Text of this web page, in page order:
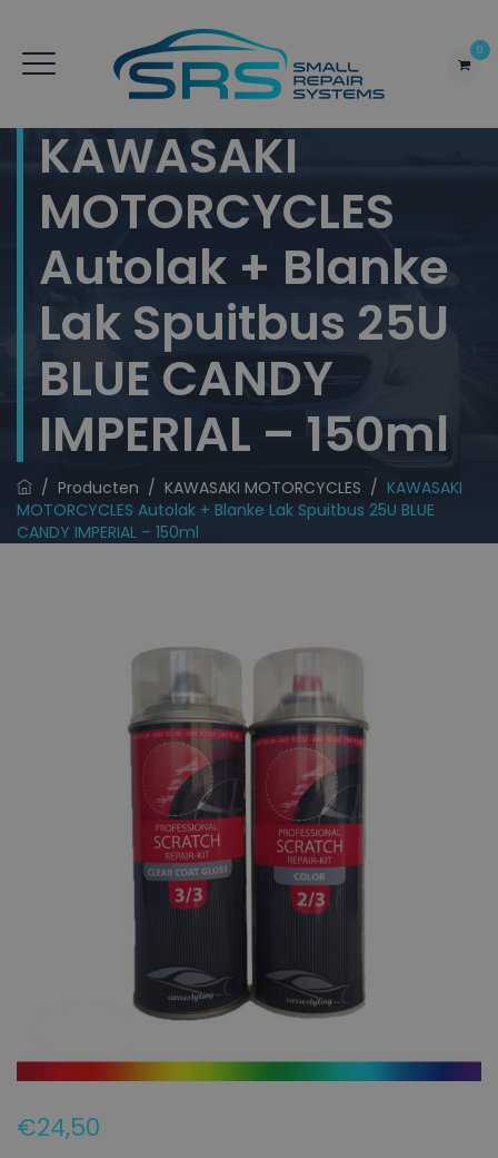
0
KAWASAKI
MOTORCYCLES
Autolak + Blanke
Lak Spuitbus 25U
BLUE CANDY
IMPERIAL – 150ml
/ Producten / KAWASAKI MOTORCYCLES / KAWASAKI
MOTORCYCLES Autolak + Blanke Lak Spuitbus 25U BLUE
CANDY IMPERIAL – 150ml
€24,50